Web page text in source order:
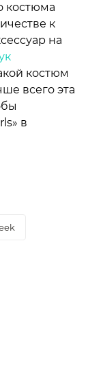
костюма
к
на
костюм
всего эта
в